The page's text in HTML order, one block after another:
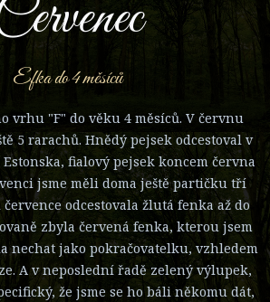
Efka do 4 měsíců
vrhu "F" do věku 4 měsíců. V červnu
5 rarachů. Hnědý pejsek odcestoval v
fialový pejsek koncem června
jsme měli doma ještě partičku tří
odcestovala žlutá fenka až do
zbyla červená fenka, kterou jsem
nechat jako pokračovatelku, vzhledem
A v neposlední řadě zelený výlupek,
že jsme se ho báli někomu dát,